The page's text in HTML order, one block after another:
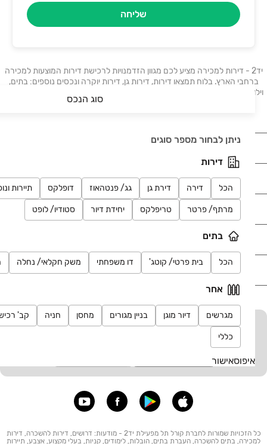
סוג הנכס
ניתן לבחור מספר סוגים
דירות
הכל דירה דירת גן גג/ פנטהאוז דופלקס תיירות
מרתף/ פרטר טריפלקס יחידת דיור סטודיו/ לופט
בתים
הכל בית פרטי/ קוטג' דו משפחתי משק חקלאי/ נחלה
אחר
מגרשים דיור מוגן בניין מגורים מחסן חניה קב'
כללי
איפוסאישור
שליחה
יד2 - דירות למכירה מציע לכם מגוון הזדמנויות לרכישת דירות המוצעות למכירה
ברחבי הארץ. בלוח תמצאו דירות, דירות גן, דירות יוקרה ונכסים נוספים: בתים,
וילות, פנטהאוזים, קוטג׳ים, ועוד. דירות למכירה בתל אביב, דירות למכירה בחיפה,
דירות למכירה בבאר שבע, דירות למכירה בראשון לציון.
דרושים
עוד באתר
יד2 אתכם בכל מקום
כל הזכויות שמורות לחברת קורל תל מפעילת יד2 - מודעות: דרושים, דירות להשכרה, דירות
למכירה, בתים להשכרה, העברת בתים, הובלות, לימודים, קניות, בעלי מקצוע, אצבע, תיירות